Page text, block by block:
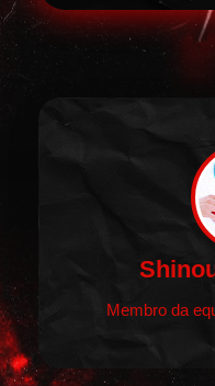
Membro da